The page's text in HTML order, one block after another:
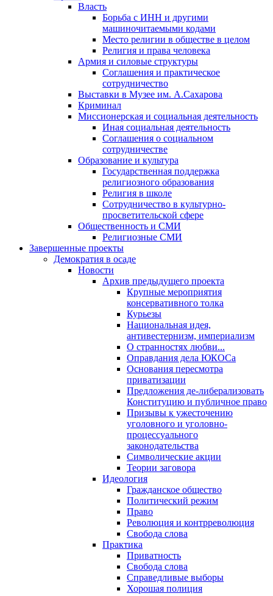
Власть
Борьба с ИНН и другими
машиночитаемыми кодами
Место религии в обществе в целом
Религия и права человека
Армия и силовые структуры
Соглашения и практическое
сотрудничество
Выставки в Музее им. А.Сахарова
Криминал
Миссионерская и социальная деятельность
Иная социальная деятельность
Соглашения о социальном
сотрудничестве
Образование и культура
Государственная поддержка
религиозного образования
Религия в школе
Сотрудничество в культурно-
просветительской сфере
Общественность и СМИ
Религиозные СМИ
Завершенные проекты
Демократия в осаде
Новости
Архив предыдущего проекта
Крупные мероприятия
консервативного толка
Курьезы
Национальная идея,
антивестернизм, империализм
О странностях любви...
Оправдания дела ЮКОСа
Основания пересмотра
приватизации
Предложения де-либерализовать
Конституцию и публичное право
Призывы к ужесточению
уголовного и уголовно-
процессуального
законодательства
Символические акции
Теории заговора
Идеология
Гражданское общество
Политический режим
Право
Революция и контрреволюция
Свобода слова
Практика
Приватность
Свобода слова
Справедливые выборы
Хорошая полиция